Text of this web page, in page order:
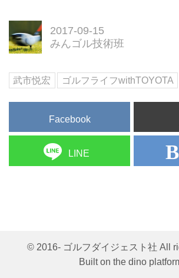
プに成功。飛ば
ンパクトでボー
ために絶対に必
をつかまえる動
飛距離UPに直
2017-09-15
みんゴル技術班
武市悦宏 ゴルフライフwithTOYOTA
Facebook
LINE
© 2016- ゴルフダイジェスト社 All
Built on the dino